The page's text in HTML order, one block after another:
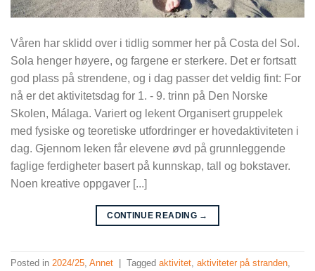
Våren har sklidd over i tidlig sommer her på Costa del Sol.
Sola henger høyere, og fargene er sterkere. Det er fortsatt
god plass på strendene, og i dag passer det veldig fint: For
nå er det aktivitetsdag for 1. - 9. trinn på Den Norske
Skolen, Málaga. Variert og lekent Organisert gruppelek
med fysiske og teoretiske utfordringer er hovedaktiviteten i
dag. Gjennom leken får elevene øvd på grunnleggende
faglige ferdigheter basert på kunnskap, tall og bokstaver.
Noen kreative oppgaver [...]
CONTINUE READING →
Posted in 2024/25, Annet Tagged aktivitet, aktiviteter på stranden,